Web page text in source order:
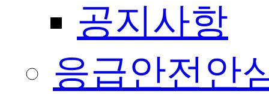
공지사항
응급안전안